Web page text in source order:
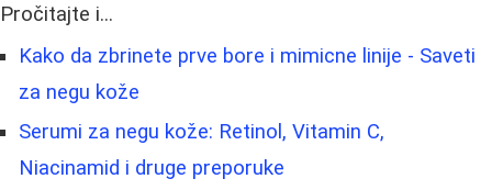
Pročitajte i...
Kako da zbrinete prve bore i mimicne linije - Saveti
za negu kože
Serumi za negu kože: Retinol, Vitamin C,
Niacinamid i druge preporuke